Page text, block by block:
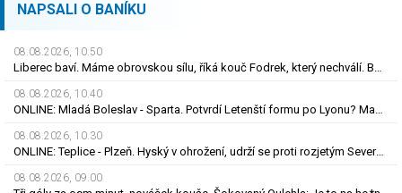
NAPSALI O BANÍKU
08.08.2026, 10.50
Liberec baví. Máme obrovskou sílu, říká kouč Fodrek, který nechválí. Bořil? Nic vážného
08.08.2026, 10.40
ONLINE: Mladá Boleslav - Sparta. Potvrdí Letenští formu po Lyonu? Macek proti svým
08.08.2026, 10.30
ONLINE: Teplice - Plzeň. Hyský v ohrožení, udrží se proti rozjetým Severočechům?
08.08.2026, 09.00